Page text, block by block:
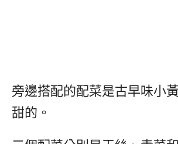
旁邊搭配的配菜是古早味小
甜的。